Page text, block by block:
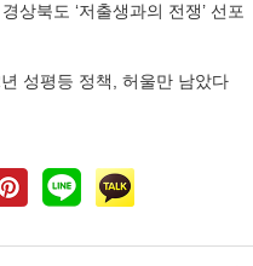
상북도 ‘저출생과의 전쟁’ 선포
성평등 정책, 허울만 남았다